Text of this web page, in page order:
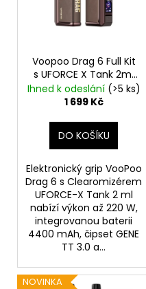
Voopoo Drag 6 Full Kit
s UFORCE X Tank 2ml
Brown4400mAh
Ihned k odeslání (>5 ks)
1 699 Kč
DO KOŠÍKU
Elektronický grip VooPoo
Drag 6 s Clearomizérem
UFORCE-X Tank 2 ml
nabízí výkon až 220 W,
integrovanou baterii
4400 mAh, čipset GENE
TT 3.0 a...
NOVINKA